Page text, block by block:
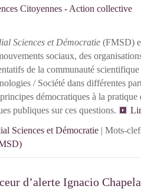
Citoyennes - Action collective
Sciences et Démocratie (FMSD)
sociaux, des
de la communauté
/ Société dans différentes
démocratiques à la pratique
publiques sur ces questions.
Sciences et Démocratie | Mots-
d’alerte Ignacio Chapela